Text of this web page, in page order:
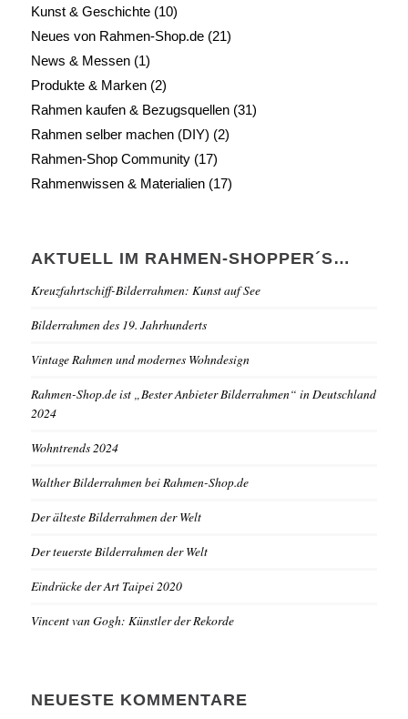
Kunst & Geschichte(10)
Neues von Rahmen-Shop.de(21)
News & Messen(1)
Produkte & Marken(2)
Rahmen kaufen & Bezugsquellen(31)
Rahmen selber machen (DIY) (2)
Rahmen-Shop Community(17)
Rahmenwissen & Materialien(17)
AKTUELL IM RAHMEN-SHOPPER´S…
Kreuzfahrtschiff-Bilderrahmen: Kunst auf See
Bilderrahmen des 19. Jahrhunderts
Vintage Rahmen und modernes Wohndesign
Rahmen-Shop.de ist „Bester Anbieter Bilderrahmen“ in Deutschland
2024
Wohntrends 2024
Walther Bilderrahmen bei Rahmen-Shop.de
Der älteste Bilderrahmen der Welt
Der teuerste Bilderrahmen der Welt
Eindrücke der Art Taipei 2020
Vincent van Gogh: Künstler der Rekorde
NEUESTE KOMMENTARE